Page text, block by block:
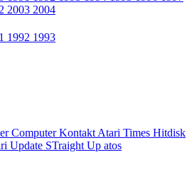
2003 2004
1992 1993
Computer Kontakt Atari Times Hitdisk
Update STraight Up atos